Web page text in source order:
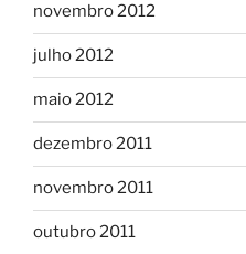
novembro 2012
julho 2012
maio 2012
dezembro 2011
novembro 2011
outubro 2011